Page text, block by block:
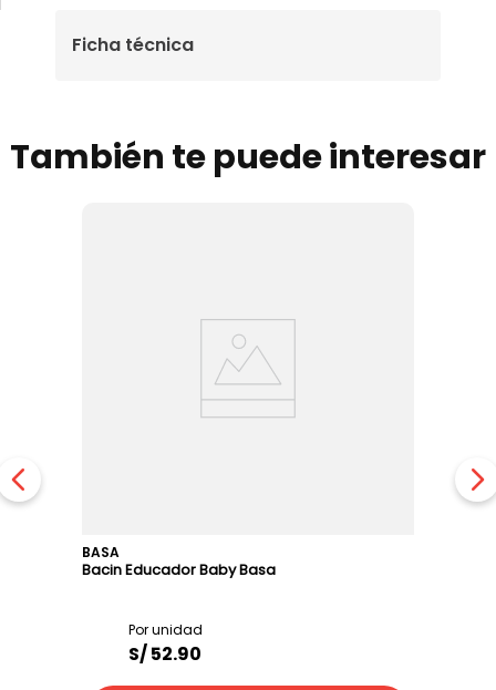
Ficha técnica
También te puede interesar
BASA
Bacin Educador Baby Basa
S/52.90